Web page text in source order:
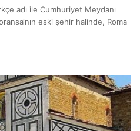
adı ile Cumhuriyet Meydanı
eski şehir halinde, Roma